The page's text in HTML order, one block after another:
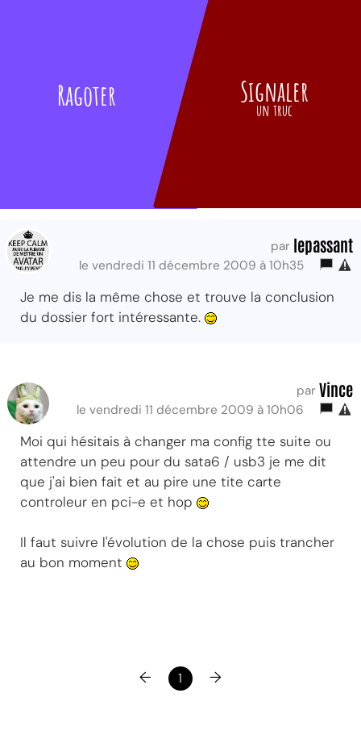
Ragoter Signaler
un truc
par lepassant
le vendredi 11 décembre 2009 à 10h35
Je me dis la même chose et trouve la conclusion
du dossier fort intéressante.
par Vince
le vendredi 11 décembre 2009 à 10h06
Moi qui hésitais à changer ma config tte suite ou
attendre un peu pour du sata6 / usb3 je me dit
que j'ai bien fait et au pire une tite carte
controleur en pci-e et hop
Il faut suivre l'évolution de la chose puis trancher
au bon moment
← 1 →